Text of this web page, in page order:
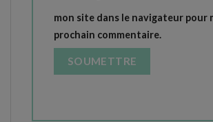
mon site dans le navigateur pour
prochain commentaire.